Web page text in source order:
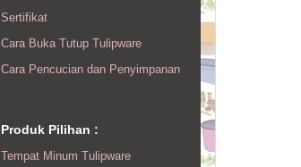
Sertifikat
Cara Buka Tutup Tulipware
Cara Pencucian dan Penyimpanan
Produk Pilihan :
Tempat Minum Tulipware